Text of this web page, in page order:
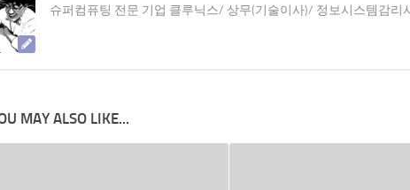
슈퍼컴퓨팅 전문 기업 클루닉스/ 상무(기술이사)/ 정보시스템감리
MAY ALSO LIKE...